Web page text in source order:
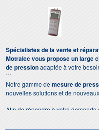
Spécialistes de la vente et
Motralec vous propose un large
de pressionadaptée à votre
Notre gamme demesure de
nouvelles solutions et de
Afin de répondre à votre